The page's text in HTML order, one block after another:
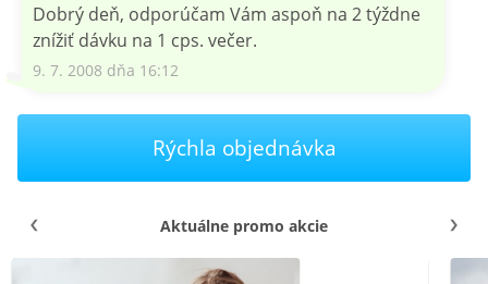
Dobrý deň, odporúčam Vám aspoň na 2 týždne
znížiť dávku na 1 cps. večer.
9. 7. 2008 dňa 16:12
Rýchla objednávka
Aktuálne promo akcie